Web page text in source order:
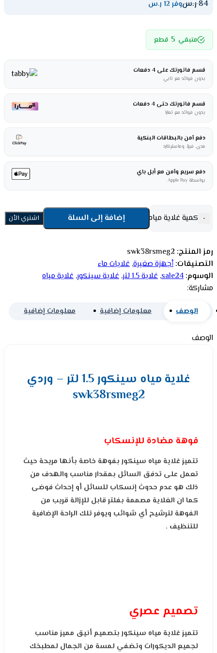
84ر.سوفر 12 ر.س
متبقي 5 قطع
قسم فاتورتك على 4 دفعات
بدون فوائد مع تابي
قسم فاتورتك حتى 4 دفعات
بدون فوائد مع تمارا
دفع آمن بالبطاقات البنكية
مدى، فيزا، وماستركارد
دفع سريع وآمن مع أبل باي
بواسطة Apple Pay
- كمية غلاية مياه سينكور 1.5 لتر - وردي swk38rsmeg2 + إضافة إلى السلة اشتري الأن
رمز المنتج: swk38rsmeg2
التصنيفات: أجهزة صغيرة, غلايات ماء
الوسوم: sale24
, غلاية 1.5 لتر , غلاية سينكور, غلاية مياه
مشاركة:
الوصف معلومات إضافية معلومات إضافية
الوصف
غلاية مياه سينكور 1.5 لتر – وردي
swk38rsmeg2
فوهة مضادة للإنسكاب
تتميز غلاية مياه سينكور بفوهة خاصة بأنها مريحة حيث
تعمل على تدفق السائل بمقدار مناسب والهدف من
ذلك هو عدم حدوث إنسكاب للسائل أو إحداث فوضى
كما ان الغلاية مصممة بفلتر قابل للإزالة قريب من
الفوهة لترشيح أي شوائب ويوفر تلك الراحة الإضافية
للتنظيف .
تصميم عصري
تتميز غلاية مياه سينكور بتصميم أنيق مميز مناسب
لجميع الديكورات وتضفي لمسة من الجمال لمطبخك